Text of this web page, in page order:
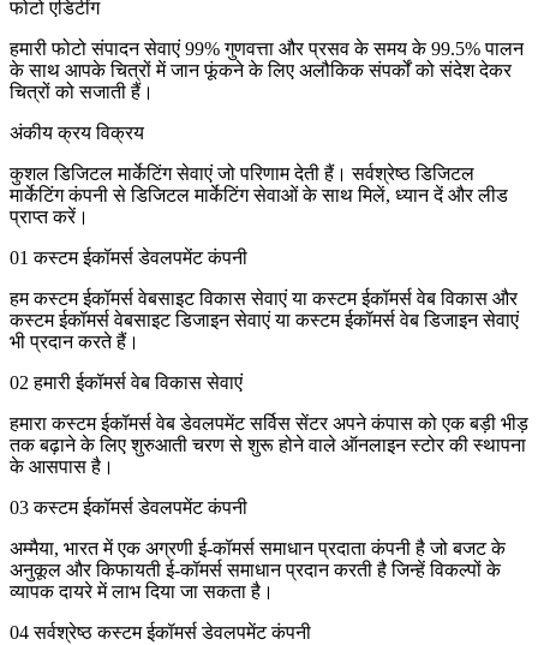
फोटो एडिटींग
हमारी फोटो संपादन सेवाएं 99% गुणवत्ता और प्रसव के समय के 99.5% पालन
के साथ आपके चित्रों में जान फूंकने के लिए अलौकिक संपर्कों को संदेश देकर
चित्रों को सजाती हैं।
अंकीय क्रय विक्रय
कुशल डिजिटल मार्केटिंग सेवाएं जो परिणाम देती हैं। सर्वश्रेष्ठ डिजिटल
मार्केटिंग कंपनी से डिजिटल मार्केटिंग सेवाओं के साथ मिलें, ध्यान दें और लीड
प्राप्त करें।
01 कस्टम ईकॉमर्स डेवलपमेंट कंपनी
हम कस्टम ईकॉमर्स वेबसाइट विकास सेवाएं या कस्टम ईकॉमर्स वेब विकास और
कस्टम ईकॉमर्स वेबसाइट डिजाइन सेवाएं या कस्टम ईकॉमर्स वेब डिजाइन सेवाएं
भी प्रदान करते हैं।
02 हमारी ईकॉमर्स वेब विकास सेवाएं
हमारा कस्टम ईकॉमर्स वेब डेवलपमेंट सर्विस सेंटर अपने कंपास को एक बड़ी भीड़
तक बढ़ाने के लिए शुरुआती चरण से शुरू होने वाले ऑनलाइन स्टोर की स्थापना
के आसपास है।
03 कस्टम ईकॉमर्स डेवलपमेंट कंपनी
अम्मैया, भारत में एक अग्रणी ई-कॉमर्स समाधान प्रदाता कंपनी है जो बजट के
अनुकूल और किफायती ई-कॉमर्स समाधान प्रदान करती है जिन्हें विकल्पों के
व्यापक दायरे में लाभ दिया जा सकता है।
04 सर्वश्रेष्ठ कस्टम ईकॉमर्स डेवलपमेंट कंपनी